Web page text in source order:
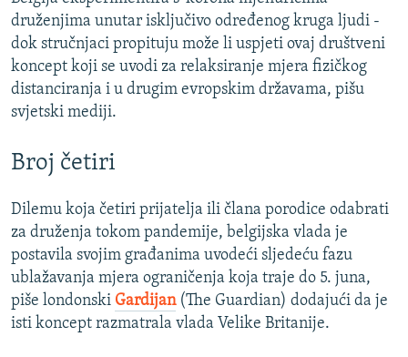
POST SCRIPTUM
MOJA EVROPA
TRI DECENIJE OD RATA U BIH
SVE KARTE DEJTONA
druženjima unutar isključivo određenog kruga ljudi -
dok stručnjaci propituju može li uspjeti ovaj društveni
koncept koji se uvodi za relaksiranje mjera fizičkog
distanciranja i u drugim evropskim državama, pišu
svjetski mediji.
Broj četiri
Dilemu koja četiri prijatelja ili člana porodice odabrati
za druženja tokom pandemije, belgijska vlada je
postavila svojim građanima uvodeći sljedeću fazu
ublažavanja mjera ograničenja koja traje do 5. juna,
piše londonski Gardijan(The Guardian) dodajući da je
isti koncept razmatrala vlada Velike Britanije.